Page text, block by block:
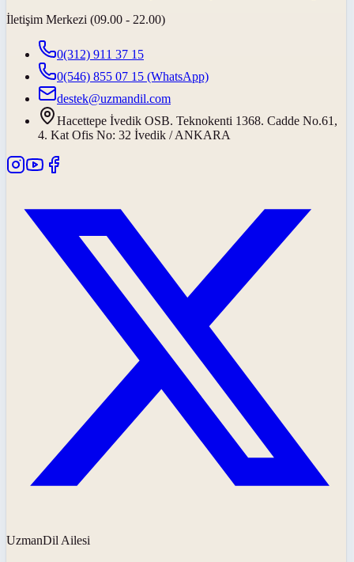
İletişim Merkezi (09.00 - 22.00)
0(312) 911 37 15
0(546) 855 07 15 (WhatsApp)
destek@uzmandil.com
Hacettepe İvedik OSB. Teknokenti 1368. Cadde No.61,
4. Kat Ofis No: 32 İvedik / ANKARA
UzmanDil Ailesi